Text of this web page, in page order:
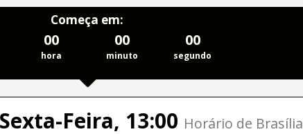
Começa em:
00
hora
00
minuto
00
segundo
Feira, 13:00 Horário de Brasília